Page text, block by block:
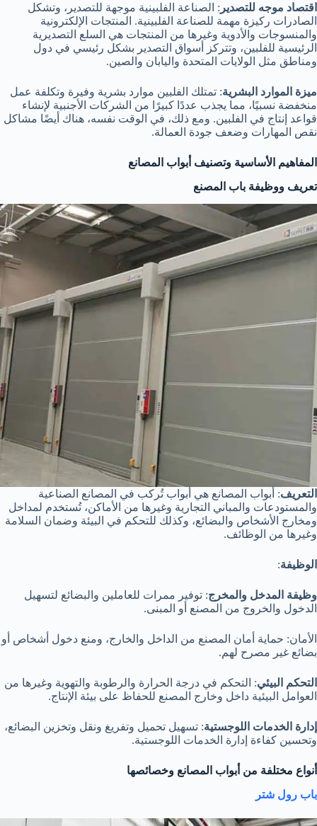
اقتصاد موجه للتصدير : الصناعة الفلبينية موجهة للتصدير، وتشكل
الصادرات ركيزة مهمة للصناعة الفلبينية. المنتجات الإلكترونية
والمنسوجات والأدوية وغيرها من المنتجات هي السلع التصديرية
الرئيسية للفلبين، وتتركز أسواق التصدير بشكل رئيسي في دول
ومناطق مثل الولايات المتحدة واليابان والصين.
ميزة الموارد البشرية: تمتلك الفلبين موارد بشرية وفيرة وتكلفة عمل
منخفضة نسبيًا، مما يجذب عددًا كبيرًا من الشركات الأجنبية لإنشاء
قواعد إنتاج في الفلبين. ومع ذلك، في الوقت نفسه، هناك أيضًا مشاكل
نقص المهارات وضعف جودة العمالة.
المفاهيم الأساسية وتصنيف أبواب المصانع
تعريف ووظيفة باب المصنع
التعريف: أبواب المصانع هي أبواب تُركب في المصانع الصناعية
والمستودعات والمباني التجارية وغيرها من الأماكن، تُستخدم لمداخل
ومخارج الأشخاص والبضائع، وكذلك للتحكم في البيئة وضمان السلامة
وغيرها من الوظائف.
الوظيفة:
وظيفة المدخل والمخرج: توفير ممرات للعاملين والبضائع لتسهيل
الدخول والخروج من المصنع أو المبنى.
الأمان: حماية أمان المصنع من الداخل والخارج، ومنع دخول أشخاص أو
بضائع غير مصرح لهم.
التحكم البيئي: التحكم في درجة الحرارة والرطوبة والتهوية وغيرها من
العوامل البيئية داخل وخارج المصنع للحفاظ على بيئة الإنتاج.
إدارة الخدمات اللوجستية: تسهيل تحميل وتفريغ ونقل وتخزين البضائع،
وتحسين كفاءة إدارة الخدمات اللوجستية.
أنواع مختلفة من أبواب المصانع وخصائصها
باب رول شتر